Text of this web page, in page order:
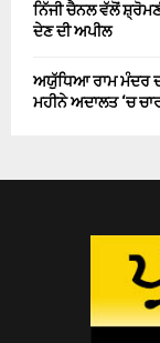
ਨਿੱਜੀ ਚੈਨਲ ਵੱਲੋਂ
ਦੇਣ ਦੀ ਅਪੀਲ
ਅਯੁੱਧਿਆ ਰਾਮ ਮੰਦਰ
ਮਹੀਨੇ ਅਦਾਲਤ ‘ਚ